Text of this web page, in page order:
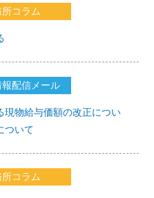
コラム
配信メール
現物給与価額の改正につい
ついて
コラム